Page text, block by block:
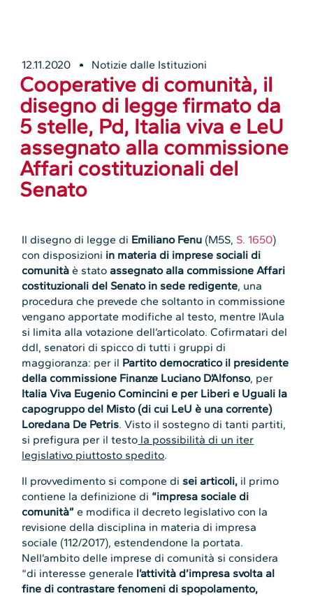
12.11.2020 Notizie dalle Istituzioni
Cooperative di comunità, il
disegno di legge firmato da
5 stelle, Pd, Italia viva e LeU
assegnato alla commissione
Affari costituzionali del
Senato
Il disegno di legge di Emiliano Fenu (M5S, S. 1650)
con disposizioni in materia di imprese sociali di
comunitàè statoassegnato alla commissione Affari
costituzionali del Senato in sede redigente, una
procedura che prevede che soltanto in commissione
vengano apportate modifiche al testo, mentre l’Aula
si limita alla votazione dell’articolato. Cofirmatari del
ddl, senatori di spicco di tutti i gruppi di
maggioranza: per il Partito democratico il presidente
della commissione Finanze Luciano D’Alfonso, per
Italia Viva Eugenio Comincini e per Liberi e Uguali la
capogruppo del Misto (di cui LeU è una corrente)
Loredana De Petris. Visto il sostegno di tanti partiti,
si prefigura per il testo la possibilità di un iter
legislativo piuttosto spedito.
Il provvedimento si compone di sei articoli, il primo
contiene la definizione di “impresa sociale di
comunità”e modifica il decreto legislativo con la
revisione della disciplina in materia di impresa
sociale (112/2017), estendendone la portata.
Nell’ambito delle imprese di comunità si considera
“di interesse generale l’attività d’impresa svolta al
fine di contrastare fenomeni di spopolamento,